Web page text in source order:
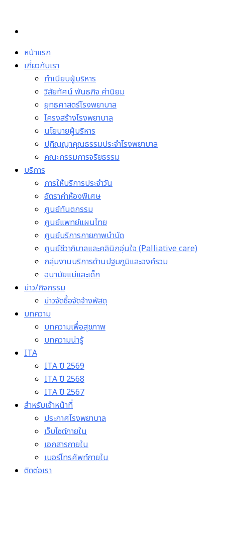
content
หน้าแรก
เกี่ยวกับเรา
ทำเนียบผู้บริหาร
วิสัยทัศน์ พันธกิจ ค่านิยม
ยุทธศาสตร์โรงพยาบาล
โครงสร้างโรงพยาบาล
นโยบายผู้บริหาร
ปฏิญญาคุณธรรมประจำโรงพยาบาล
คณะกรรมการจริยธรรม
บริการ
การให้บริการประจำวัน
อัตราค่าห้องพิเศษ
ศูนย์ทันตกรรม
ศูนย์แพทย์แผนไทย
ศูนย์บริการกายภาพบำบัด
ศูนย์ชีวาภิบาลและคลินิกอุ่นใจ (Palliative care)
กลุ่มงานบริการด้านปฐมภูมิและองค์รวม
อนามัยแม่และเด็ก
ข่าว/กิจกรรม
ข่าวจัดซื้อจัดจ้างพัสดุ
บทความ
บทความเพื่อสุขภาพ
บทความน่ารู้
ITA
ITA ปี 2569
ITA ปี 2568
ITA ปี 2567
สำหรับเจ้าหน้าที่
ประกาศโรงพยาบาล
เว็บไซต์ภายใน
เอกสารภายใน
เบอร์โทรศัพท์ภายใน
ติดต่อเรา